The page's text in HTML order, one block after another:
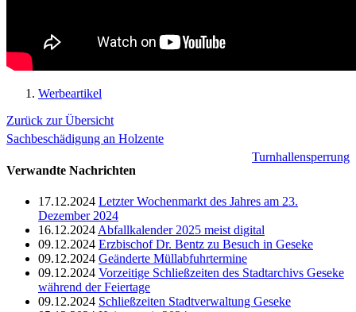
Werbeartikel
Zurück zur Übersicht
Sachbeschädigung an Holzente
Turnhallensperrung
Verwandte Nachrichten
17.12.2024 Letzter Wochenmarkt des Jahres am 23.
Dezember 2024
16.12.2024 Abfallkalender 2025 meist digital
09.12.2024 Erzbischof Dr. Bentz zu Besuch in Geseke
09.12.2024 Geänderte Müllabfuhrtermine
09.12.2024 Vorzeitige Schließzeiten des Stadtarchivs Geseke
während der Feiertage
09.12.2024 Schließzeiten Stadtverwaltung Geseke